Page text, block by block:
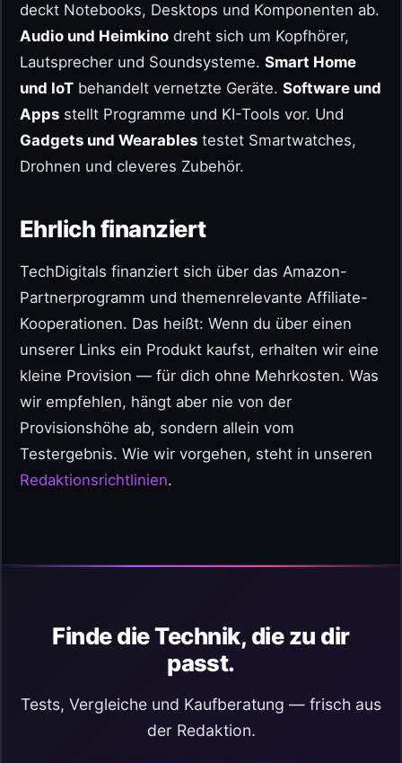
deckt Notebooks, Desktops und Komponenten ab.
Audio und Heimkino dreht sich um Kopfhörer,
Lautsprecher und Soundsysteme. Smart Home
und IoT behandelt vernetzte Geräte. Software und
Apps stellt Programme und KI-Tools vor. Und
Gadgets und Wearables testet Smartwatches,
Drohnen und cleveres Zubehör.
Ehrlich finanziert
TechDigitals finanziert sich über das Amazon-
Partnerprogramm und themenrelevante Affiliate-
Kooperationen. Das heißt: Wenn du über einen
unserer Links ein Produkt kaufst, erhalten wir eine
kleine Provision — für dich ohne Mehrkosten. Was
wir empfehlen, hängt aber nie von der
Provisionshöhe ab, sondern allein vom
Testergebnis. Wie wir vorgehen, steht in unseren
Redaktionsrichtlinien.
Finde die Technik, die zu dir
passt.
Tests, Vergleiche und Kaufberatung — frisch aus
der Redaktion.